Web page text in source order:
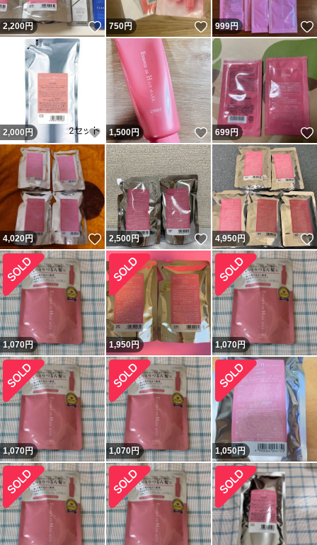
2,200円 いいね！
750円 いいね！
999円
2,000 円 いいね！
1,500円 いいね！
699円
4,020円 いいね！
2,500円 いいね！
4,950円
1,070円 1,950円 1,070円
1,070円 1,070円 1,050円